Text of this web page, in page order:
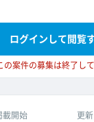
の案件の募集は終了し
ログインして閲覧
更
載開始